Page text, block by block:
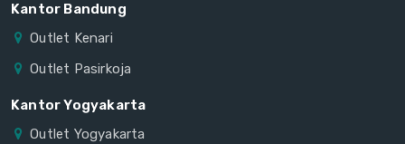
Kantor Bandung
Outlet Kenari
Outlet Pasirkoja
Kantor Yogyakarta
Outlet Yogyakarta